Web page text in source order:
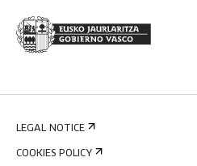
LEGAL NOTICE
COOKIES POLICY